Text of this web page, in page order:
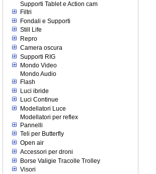
Supporti Tablet e Action cam
Filtri
Fondali e Supporti
Still Life
Repro
Camera oscura
Supporti RIG
Mondo Video
Mondo Audio
Flash
Luci ibride
Luci Continue
Modellatori Luce
Modellatori per reflex
Pannelli
Teli per Butterfly
Open air
Accessori per droni
Borse Valigie Tracolle Trolley
Visori